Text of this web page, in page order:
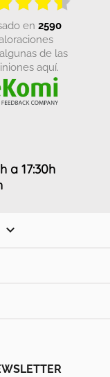
en 2590
aquí.
a 17:30h
